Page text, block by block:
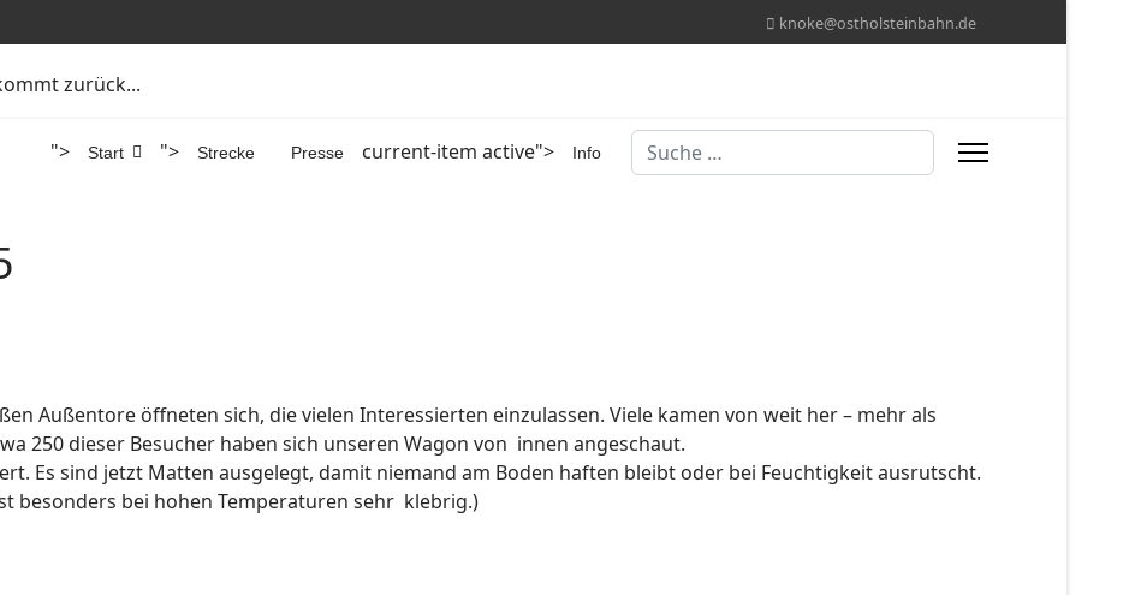
knoke@ostholsteinbahn.de
zurück...
"> Start "> Strecke Presse current-item active"> Info Suchen
Außentore öffneten sich, die vielen Interessierten einzulassen. Viele kamen von weit her – mehr als
250 dieser Besucher haben sich unseren Wagon von innen angeschaut.
Es sind jetzt Matten ausgelegt, damit niemand am Boden haften bleibt oder bei Feuchtigkeit ausrutscht.
besonders bei hohen Temperaturen sehr klebrig.)